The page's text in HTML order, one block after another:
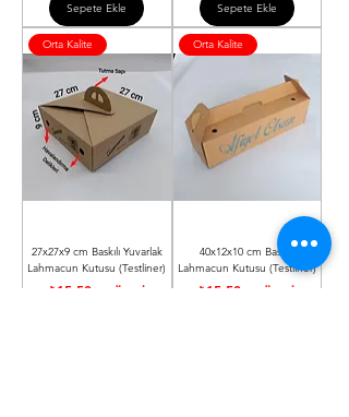
Sepete Ekle Sepete Ekle
Orta Kalite
27x27x9 cm Baskılı Yuvarlak
Lahmacun Kutusu (Testliner)
₺15,50 ve üzeri
İndirimli Fiyat
Orta Kalite
40x12x10 cm Baskılı
Lahmacun Kutusu (Testliner)
₺15,50 ve üzeri
İndirimli Fiyat